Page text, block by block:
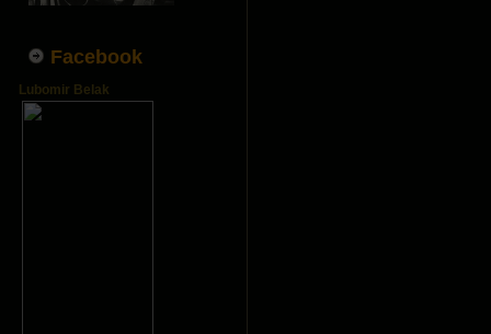
Facebook
Lubomir Belak